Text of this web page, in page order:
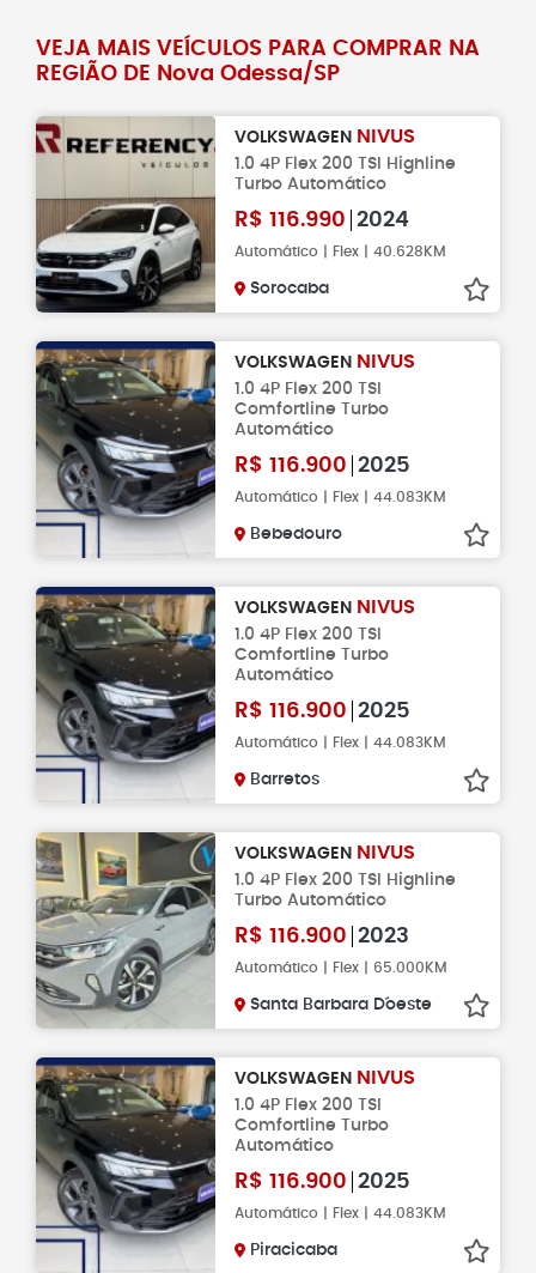
VEJA MAIS VEÍCULOS PARA COMPRAR NA
REGIÃO DE Nova Odessa/SP
VOLKSWAGEN NIVUS
1.0 4P Flex 200 TSI Highline
Turbo Automático
R$ 116.990 2024
Automático | Flex | 40.628KM
Sorocaba
VOLKSWAGEN NIVUS
1.0 4P Flex 200 TSI
Comfortline Turbo
Automático
R$ 116.900 2025
Automático | Flex | 44.083KM
Bebedouro
VOLKSWAGEN NIVUS
1.0 4P Flex 200 TSI
Comfortline Turbo
Automático
R$ 116.900 2025
Automático | Flex | 44.083KM
Barretos
VOLKSWAGEN NIVUS
1.0 4P Flex 200 TSI Highline
Turbo Automático
R$ 116.900 2023
Automático | Flex | 65.000KM
Santa Barbara D´oeste
VOLKSWAGEN NIVUS
1.0 4P Flex 200 TSI
Comfortline Turbo
Automático
R$ 116.900 2025
Automático | Flex | 44.083KM
Piracicaba